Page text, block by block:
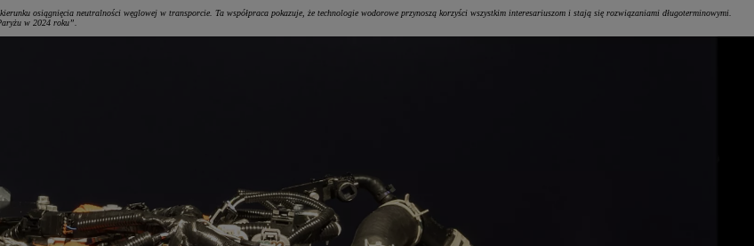
osiągnięcia neutralności węglowej w transporcie. Ta współpraca pokazuje, że technologie wodorowe przynoszą korzyści wszystkim interesariuszom i stają się rozwiązaniami długoterminowymi.
w 2024 roku”.